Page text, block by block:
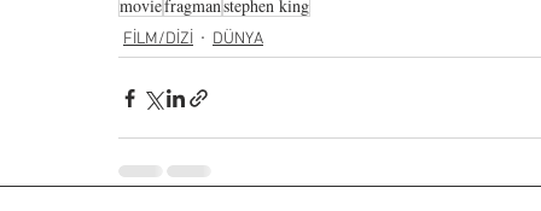
moviefragmanstephen king
FİLM/DİZİ DÜNYA